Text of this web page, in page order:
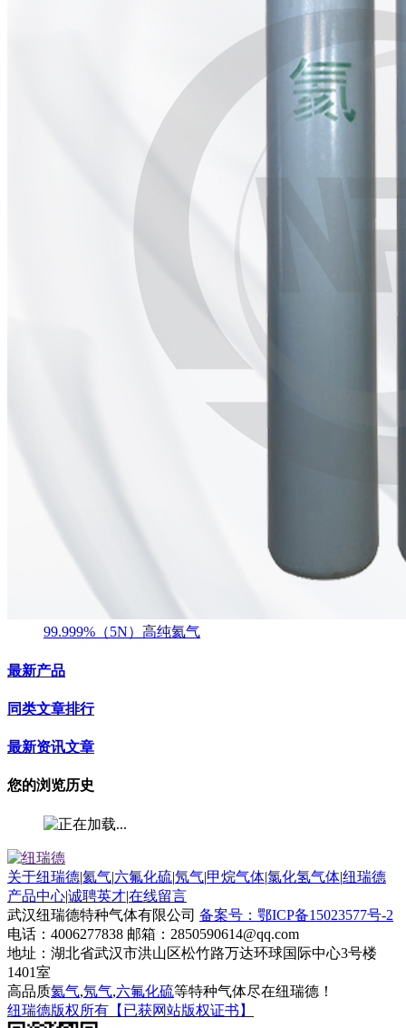
99.999%（5N）高纯氦气
最新产品
同类文章排行
最新资讯文章
您的浏览历史
关于纽瑞德|氦气|六氟化硫|氖气|甲烷气体|氯化氢气体|纽瑞德
产品中心|诚聘英才|在线留言
武汉纽瑞德特种气体有限公司 备案号：鄂ICP备15023577号-2
电话：4006277838 邮箱：2850590614@qq.com
地址：湖北省武汉市洪山区松竹路万达环球国际中心3号楼
1401室
高品质氦气,氖气,六氟化硫等特种气体尽在纽瑞德！
纽瑞德版权所有【已获网站版权证书】